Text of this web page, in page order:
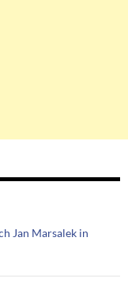
Jan Marsalek in